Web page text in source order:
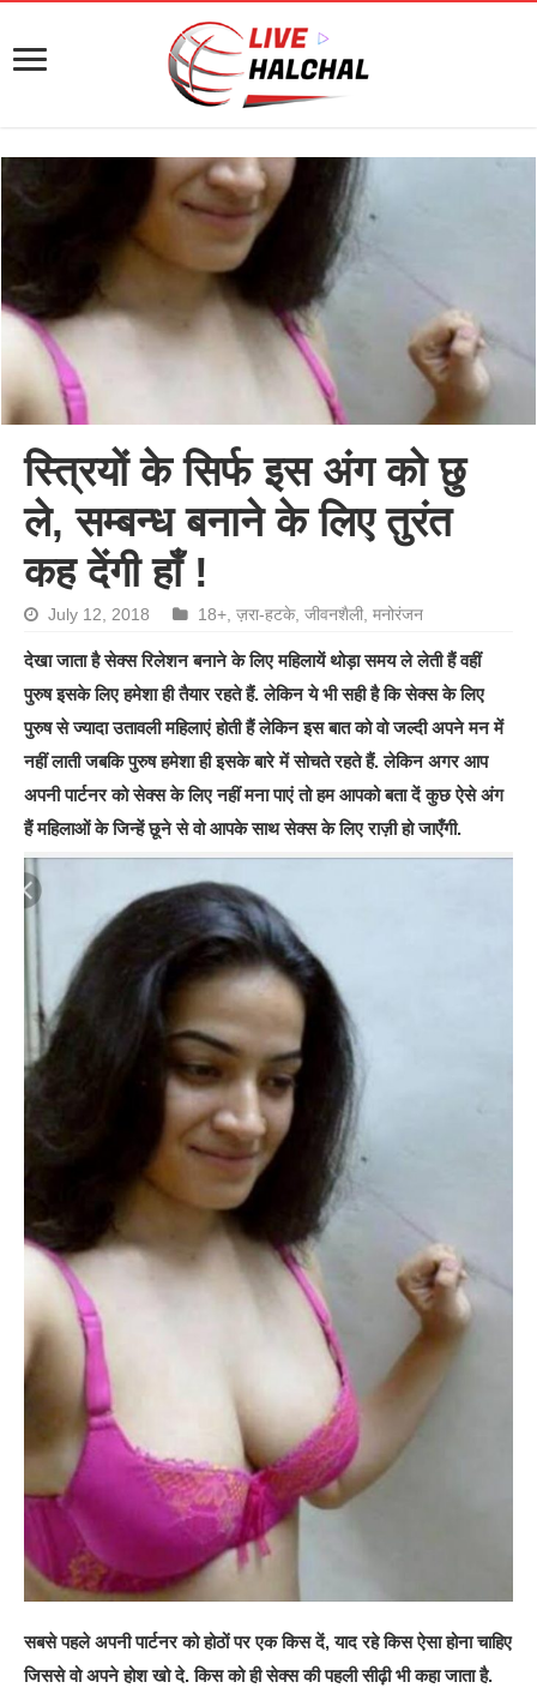
स्त्रियों के सिर्फ इस अंग को छु
ले, सम्बन्ध बनाने के लिए तुरंत
कह देंगी हाँ !
July 12, 2018 18+ ,ज़रा-हटके,जीवनशैली ,मनोरंजन
देखा जाता है सेक्स रिलेशन बनाने के लिए महिलायें थोड़ा समय ले लेती हैं वहीं
पुरुष इसके लिए हमेशा ही तैयार रहते हैं. लेकिन ये भी सही है कि सेक्स के लिए
पुरुष से ज्यादा उतावली महिलाएं होती हैं लेकिन इस बात को वो जल्दी अपने मन में
नहीं लाती जबकि पुरुष हमेशा ही इसके बारे में सोचते रहते हैं. लेकिन अगर आप
अपनी पार्टनर को सेक्स के लिए नहीं मना पाएं तो हम आपको बता दें कुछ ऐसे अंग
हैं महिलाओं के जिन्हें छूने से वो आपके साथ सेक्स के लिए राज़ी हो जाएँगी.
सबसे पहले अपनी पार्टनर को होठों पर एक किस दें, याद रहे किस ऐसा होना चाहिए
जिससे वो अपने होश खो दे. किस को ही सेक्स की पहली सीढ़ी भी कहा जाता है.